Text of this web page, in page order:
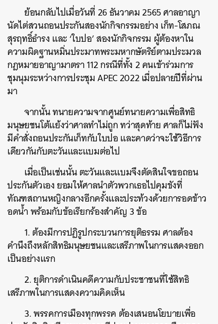
ย้อนกลับไปเมื่อวันที่ 26 ธันวาคม 2565 ศาลอาญา
นัดไต่สวนถอนประกันสองนักกิจกรรมอย่าง เก็ท-โสภณ
สุรฤทธิ์ธำรง และ ‘ใบปอ’ สองนักกิจกรรม ผู้ต้องหาใน
ความผิดฐานหมิ่นประมาทพระมหากษัตริย์ตามประมวล
กฎหมายอาญามาตรา 112 กรณีที่ทั้ง 2 คนเข้าร่วมการ
ชุมนุมระหว่างการประชุม APEC 2022 เมื่อปลายปีที่ผ่าน
มา
จากนั้น ทนายความจากศูนย์ทนายความเพื่อสิทธิ
มนุษยชนโต้แย้งว่าศาลทำไม่ถูก ทว่าสุดท้าย ศาลก็ไม่ฟัง
มีคำสั่งถอนประกันเก็ทกับใบปอ และคาดว่าจะใช้วิธีการ
เดียวกันกับตะวันและแบมต่อไป
เมื่อเป็นเช่นนั้น ตะวันและแบมจึงตัดสินใจขอถอน
ประกันตัวเอง ยอมให้ศาลนำตัวพวกเธอไปคุมขังที่
ทัณฑสถานหญิงกลางอีกครั้งและประท้วงด้วยการอดข้าว
อดน้ำ พร้อมกับข้อเรียกร้องสำคัญ 3 ข้อ
1. ต้องมีการปฏิรูปกระบวนการยุติธรรม ศาลต้อง
คำนึงถึงหลักสิทธิมนุษยชนและเสรีภาพในการแสดงออก
เป็นอย่างแรก
2. ยุติการดำเนินคดีความกับประชาชนที่ใช้สิทธิ
เสรีภาพในการแสดงความคิดเห็น
3. พรรคการเมืองทุกพรรค ต้องเสนอนโยบายเพื่อ